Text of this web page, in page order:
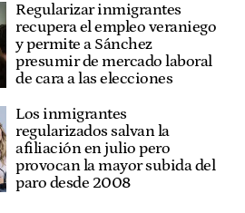
Regularizar inmigrantes
recupera el empleo veraniego
y permite a Sánchez
presumir de mercado laboral
de cara a las elecciones
Los inmigrantes
regularizados salvan la
afiliación en julio pero
provocan la mayor subida del
paro desde 2008